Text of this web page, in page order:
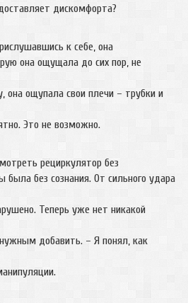
дискомфорта?
к себе, она
она ощущала до сих пор, не
она ощупала свои плечи – трубки и
Это не возможно.
рециркулятор без
была без сознания. От сильного удара
Теперь уже нет никакой
добавить. – Я понял, как